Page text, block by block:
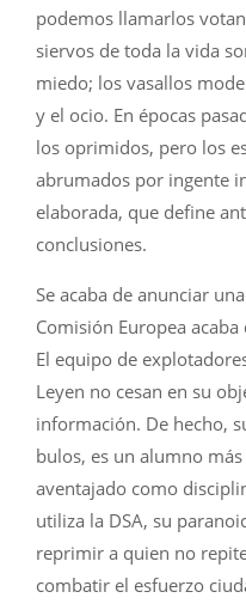
podemos llamarlos
siervos de toda la vida
miedo; los vasallos
y el ocio. En épocas
los oprimidos, pero los
abrumados por ingente
elaborada, que define
conclusiones.
Se acaba de anunciar
Comisión Europea
El equipo de
Leyen no cesan en su
información. De hecho,
bulos, es un alumno
aventajado como
utiliza la DSA, su
reprimir a quien no
combatir el esfuerzo